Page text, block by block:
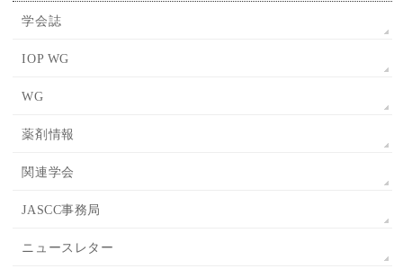
学会誌
IOP WG
WG
薬剤情報
関連学会
JASCC事務局
ニュースレター